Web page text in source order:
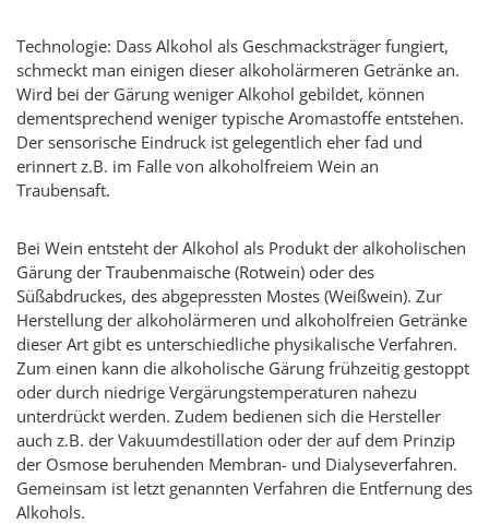
Technologie: Dass Alkohol als Geschmacksträger fungiert,
schmeckt man einigen dieser alkoholärmeren Getränke an.
Wird bei der Gärung weniger Alkohol gebildet, können
dementsprechend weniger typische Aromastoffe entstehen.
Der sensorische Eindruck ist gelegentlich eher fad und
erinnert z.B. im Falle von alkoholfreiem Wein an
Traubensaft.
Bei Wein entsteht der Alkohol als Produkt der alkoholischen
Gärung der Traubenmaische (Rotwein) oder des
Süßabdruckes, des abgepressten Mostes (Weißwein). Zur
Herstellung der alkoholärmeren und alkoholfreien Getränke
dieser Art gibt es unterschiedliche physikalische Verfahren.
Zum einen kann die alkoholische Gärung frühzeitig gestoppt
oder durch niedrige Vergärungstemperaturen nahezu
unterdrückt werden. Zudem bedienen sich die Hersteller
auch z.B. der Vakuumdestillation oder der auf dem Prinzip
der Osmose beruhenden Membran- und Dialyseverfahren.
Gemeinsam ist letzt genannten Verfahren die Entfernung des
Alkohols.